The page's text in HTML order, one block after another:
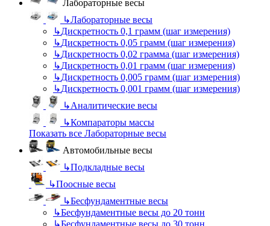
Лабораторные весы
↳Лабораторные весы
↳Дискретность 0,1 грамм (шаг измерения)
↳Дискретность 0,05 грамм (шаг измерения)
↳Дискретность 0,02 грамма (шаг измерения)
↳Дискретность 0,01 грамм (шаг измерения)
↳Дискретность 0,005 грамм (шаг измерения)
↳Дискретность 0,001 грамм (шаг измерения)
↳Аналитические весы
↳Компараторы массы
Показать все Лабораторные весы
Автомобильные весы
↳Подкладные весы
↳Поосные весы
↳Бесфундаментные весы
↳Бесфундаментные весы до 20 тонн
↳Бесфундаментные весы до 30 тонн